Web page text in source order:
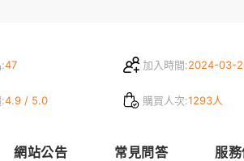
47 加入時間:2024-03-
4.9 / 5.0 購買人次:1293人
網站公告 常見問答 服